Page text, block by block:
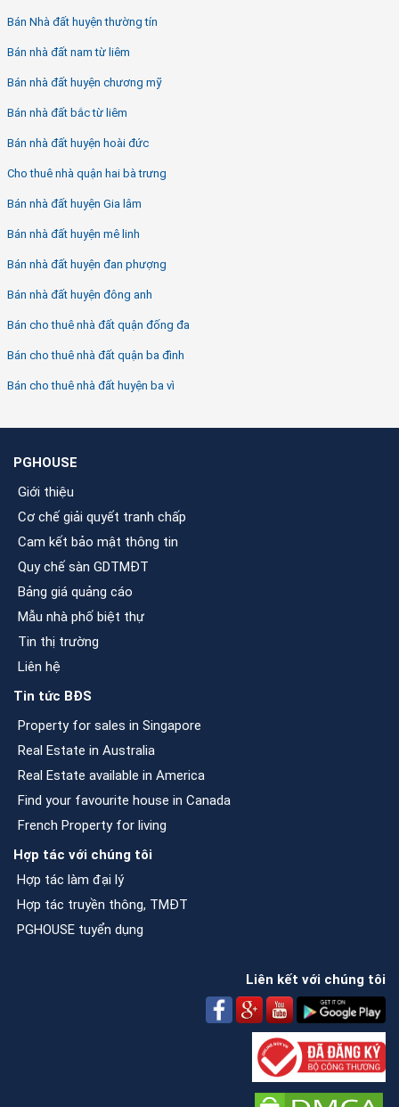
Bán Nhà đất huyện thường tín
Bán nhà đất nam từ liêm
Bán nhà đất huyện chương mỹ
Bán nhà đất bắc từ liêm
Bán nhà đất huyện hoài đức
Cho thuê nhà quận hai bà trưng
Bán nhà đất huyện Gia lâm
Bán nhà đất huyện mê linh
Bán nhà đất huyện đan phượng
Bán nhà đất huyện đông anh
Bán cho thuê nhà đất quận đống đa
Bán cho thuê nhà đất quận ba đình
Bán cho thuê nhà đất huyện ba vì
PGHOUSE
Giới thiệu
Cơ chế giải quyết tranh chấp
Cam kết bảo mật thông tin
Quy chế sàn GDTMĐT
Bảng giá quảng cáo
Mẫu nhà phố biệt thự
Tin thị trường
Liên hệ
Tin tức BĐS
Property for sales in Singapore
Real Estate in Australia
Real Estate available in America
Find your favourite house in Canada
French Property for living
Hợp tác với chúng tôi
Hợp tác làm đại lý
Hợp tác truyền thông, TMĐT
PGHOUSE tuyển dụng
Liên kết với chúng tôi